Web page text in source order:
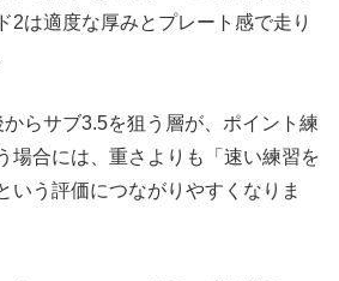
2は適度な厚みとプレート感で走り
らサブ3.5を狙う層が、ポイント練
場合には、重さよりも「速い練習を
いう評価につながりやすくなりま